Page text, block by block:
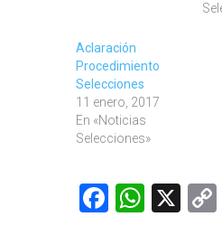
Aclaración
Procedimiento
Selecciones
11 enero, 2017
En «Noticias
Selecciones»
X